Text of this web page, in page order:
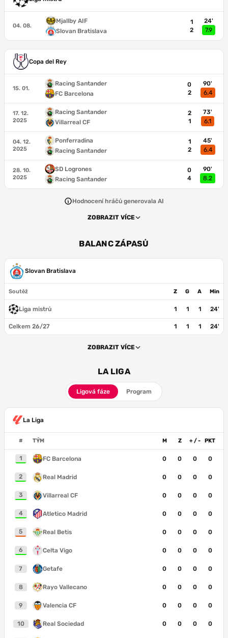
04. 08.
Mjallby AIF
Slovan Bratislava
1
2
24'
7.9
Copa del Rey
15. 01.
Racing Santander
FC Barcelona
0
2
90'
6.4
17. 12.
2025
Racing Santander
Villarreal CF
2
1
73'
6.1
04. 12.
2025
Ponferradina
Racing Santander
1
2
45'
6.4
28. 10.
2025
SD Logrones
Racing Santander
0
4
90'
8.2
Hodnocení hráčů generovala AI
ZOBRAZIT VÍCE
BALANC ZÁPASŮ
Slovan Bratislava
Soutěž Z G A Min
Liga mistrů 1 1 1 24'
Celkem 26/27 1 1 1 24'
ZOBRAZIT VÍCE
LA LIGA
Ligová fáze Program
La Liga
# TÝM M Z + / - PKT
1 FC Barcelona 0 0 0 0
2 Real Madrid 0 0 0 0
3 Villarreal CF 0 0 0 0
4 Atletico Madrid 0 0 0 0
5 Real Betis 0 0 0 0
6 Celta Vigo 0 0 0 0
7 Getafe 0 0 0 0
8 Rayo Vallecano 0 0 0 0
9 Valencia CF 0 0 0 0
10 Real Sociedad 0 0 0 0